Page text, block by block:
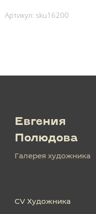
Артикул: sku16200
Евгения
Полюдова
Галерея художника
CV Художника